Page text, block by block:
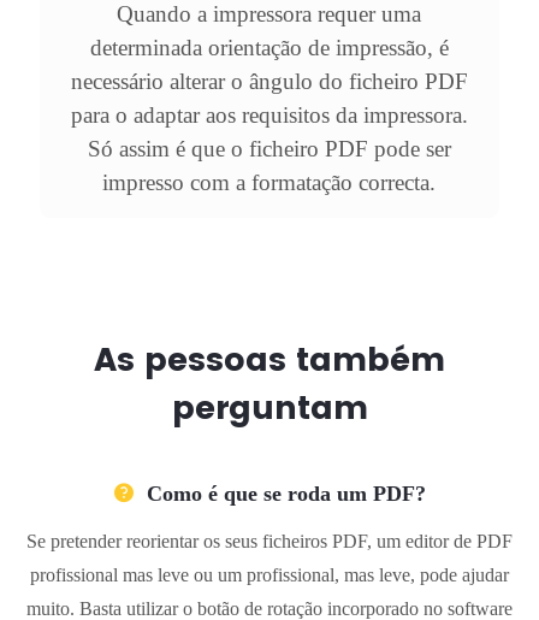
Quando a impressora requer uma
determinada orientação de impressão, é
necessário alterar o ângulo do ficheiro PDF
para o adaptar aos requisitos da impressora.
Só assim é que o ficheiro PDF pode ser
impresso com a formatação correcta.
As pessoas também
perguntam
Como é que se roda um PDF?
Se pretender reorientar os seus ficheiros PDF, um editor de PDF
profissional mas leve ou um profissional, mas leve, pode ajudar
muito. Basta utilizar o botão de rotação incorporado no software